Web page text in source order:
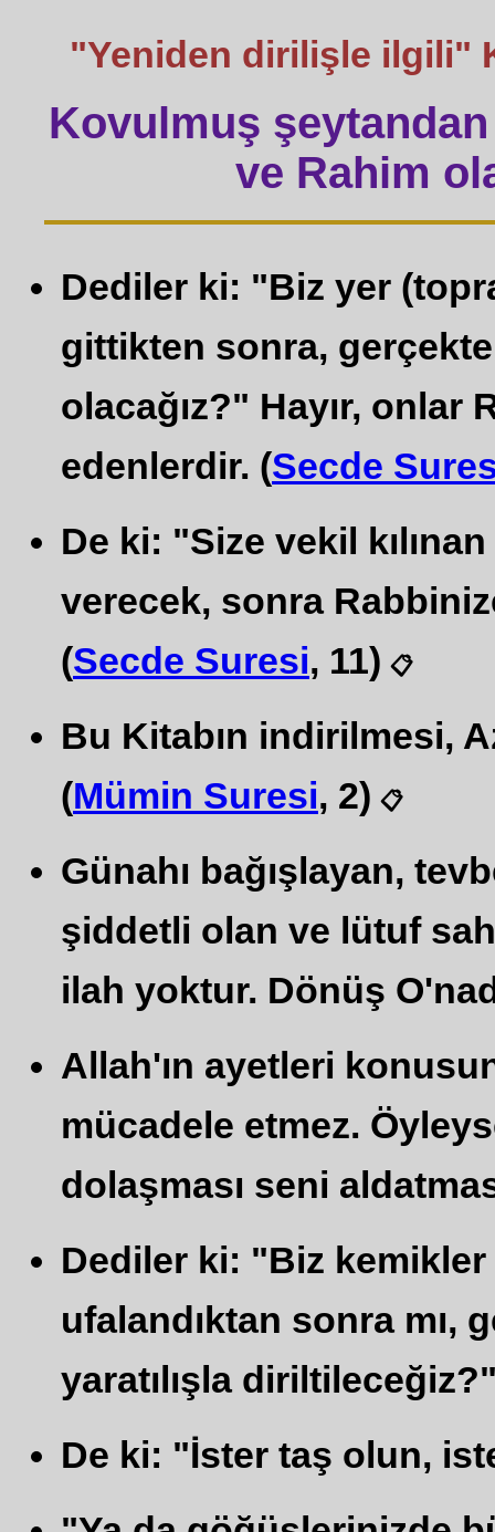
"Yeniden dirilişle ilgili"
Kovulmuş şeytandan
ve Rahim
Dediler ki: "Biz yer
gittikten sonra,
olacağız?" Hayır, onlar
edenlerdir. (Secde
De ki: "Size vekil
verecek, sonra
(Secde Suresi, 11) 📋
Bu Kitabın indirilmesi,
(Mümin Suresi, 2) 📋
Günahı bağışlayan,
şiddetli olan ve lütuf
ilah yoktur. Dönüş
Allah'ın ayetleri
mücadele etmez.
dolaşması seni
Dediler ki: "Biz
ufalandıktan sonra mı,
yaratılışla
De ki: "İster taş olun,